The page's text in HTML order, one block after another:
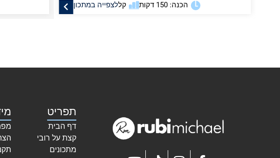
לצפייה במתכון הכנה: 150 דקות קל
תפריט
דף הבית
קצת על רובי
מתכונים